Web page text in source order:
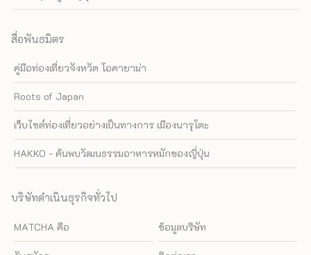
สื่อพันธมิตร
คู่มือท่องเที่ยวจังหวัด โอคายาม่า
Roots of Japan
เว็บไซต์ท่องเที่ยวอย่างเป็นทางการ เมืองนารุโตะ
HAKKO - ค้นพบวัฒนธรรมอาหารหมักของญี่ปุ่น
บริษัทดำเนินธุรกิจทั่วไป
MATCHA คือ ข้อมูลบริษัท